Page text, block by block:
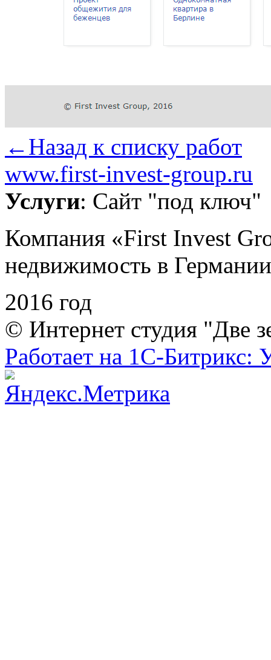
←Назад к списку работ
www.first-invest-group.ru
Услуги: Сайт "под ключ"
Компания «First Invest
недвижимость в
2016 год
© Интернет студия "Две
Работает на 1С-Битрикс: